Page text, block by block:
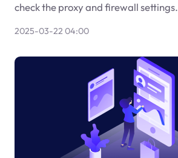
check the proxy and firewall settings.
2025-03-22 04:00